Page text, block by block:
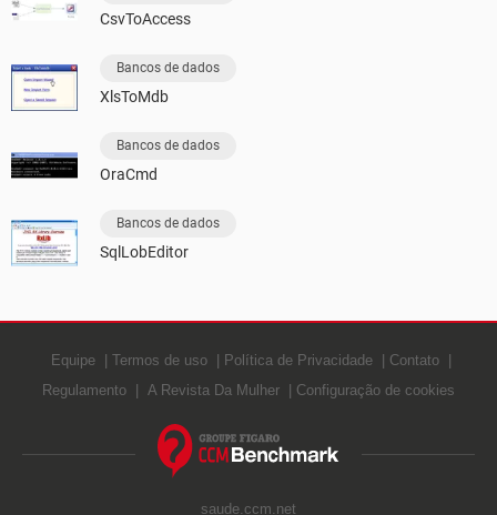
CsvToAccess
Bancos de dados
XlsToMdb
Bancos de dados
OraCmd
Bancos de dados
SqlLobEditor
Equipe Termos de uso Política de Privacidade
Contato
Regulamento
A Revista Da Mulher Configuração de cookies
saude.ccm.net